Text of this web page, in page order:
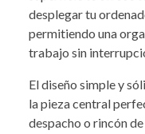
desplegar tu
permitiendo una
trabajo sin
El diseño simple y
la pieza central
despacho o rincón